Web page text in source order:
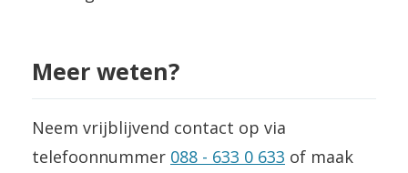
Meer weten?
Neem vrijblijvend contact op via
telefoonnummer 088 - 633 0 633 of maak